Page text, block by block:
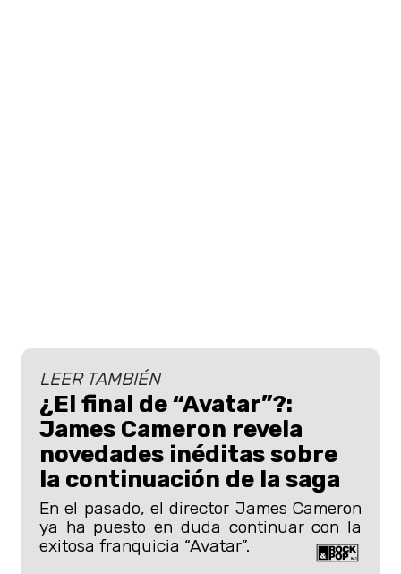
LEER TAMBIÉN
¿El final de “Avatar”?:
James Cameron revela
novedades inéditas sobre
la continuación de la saga
En el pasado, el director James Cameron
ya ha puesto en duda continuar con la
exitosa franquicia “Avatar”.